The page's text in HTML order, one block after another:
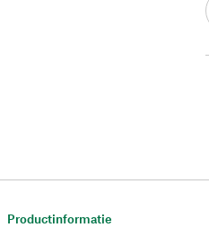
Productinformatie